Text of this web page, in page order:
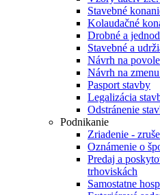
Stavebné
Kolaudačné
Drobné a
Stavebné a
Návrh na
Návrh na
Pasport stavby
Legalizácia
Odstránenie
Podnikanie
Zriadenie -
Oznámenie o
Predaj a
trhoviskách
Samostatne